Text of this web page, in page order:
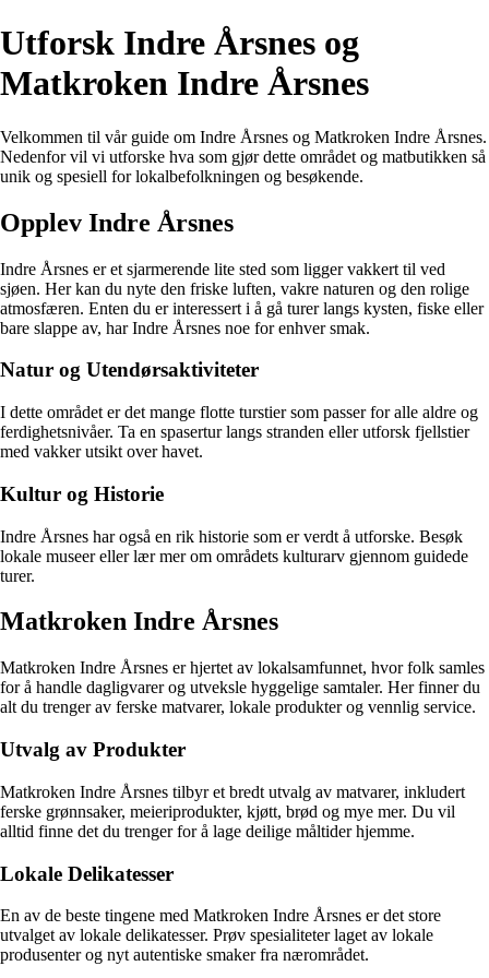
Utforsk Indre Årsnes og
Matkroken Indre Årsnes
Velkommen til vår guide om Indre Årsnes og Matkroken Indre Årsnes.
Nedenfor vil vi utforske hva som gjør dette området og matbutikken så
unik og spesiell for lokalbefolkningen og besøkende.
Opplev Indre Årsnes
Indre Årsnes er et sjarmerende lite sted som ligger vakkert til ved
sjøen. Her kan du nyte den friske luften, vakre naturen og den rolige
atmosfæren. Enten du er interessert i å gå turer langs kysten, fiske eller
bare slappe av, har Indre Årsnes noe for enhver smak.
Natur og Utendørsaktiviteter
I dette området er det mange flotte turstier som passer for alle aldre og
ferdighetsnivåer. Ta en spasertur langs stranden eller utforsk fjellstier
med vakker utsikt over havet.
Kultur og Historie
Indre Årsnes har også en rik historie som er verdt å utforske. Besøk
lokale museer eller lær mer om områdets kulturarv gjennom guidede
turer.
Matkroken Indre Årsnes
Matkroken Indre Årsnes er hjertet av lokalsamfunnet, hvor folk samles
for å handle dagligvarer og utveksle hyggelige samtaler. Her finner du
alt du trenger av ferske matvarer, lokale produkter og vennlig service.
Utvalg av Produkter
Matkroken Indre Årsnes tilbyr et bredt utvalg av matvarer, inkludert
ferske grønnsaker, meieriprodukter, kjøtt, brød og mye mer. Du vil
alltid finne det du trenger for å lage deilige måltider hjemme.
Lokale Delikatesser
En av de beste tingene med Matkroken Indre Årsnes er det store
utvalget av lokale delikatesser. Prøv spesialiteter laget av lokale
produsenter og nyt autentiske smaker fra nærområdet.